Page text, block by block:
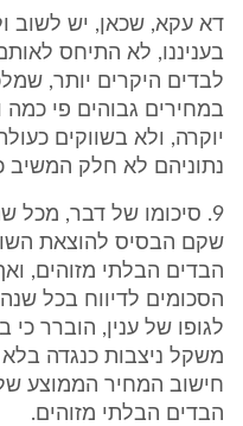
דא עקא, שכאן, יש לשוב
בעניננו, לא התיחס
לבדים היקרים יותר,
במחירים גבוהים פי
יוקרה, ולא בשווקים
נתוניהם לא חלק המשיב
9. סיכומו של דבר, מכל
שקם הבסיס להוצאת
הבדים הבלתי מזוהים,
הסכומים לדיווח בכל
לגופו של ענין, הוברר
משקל ניצבות כנגדה
חישוב המחיר הממוצע
הבדים הבלתי מזוהים.